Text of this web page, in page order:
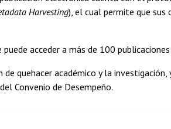
Harvesting), el cual permite que
puede acceder a más de 100
quehacer académico y la
Convenio de Desempeño.